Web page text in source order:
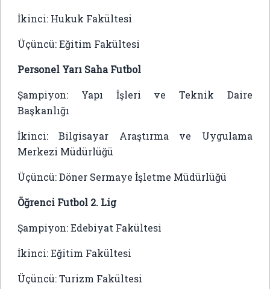
İkinci: Hukuk Fakültesi
Üçüncü: Eğitim Fakültesi
Personel Yarı Saha Futbol
Şampiyon: Yapı İşleri ve Teknik Daire
Başkanlığı
İkinci: Bilgisayar Araştırma ve Uygulama
Merkezi Müdürlüğü
Üçüncü: Döner Sermaye İşletme Müdürlüğü
Öğrenci Futbol 2. Lig
Şampiyon: Edebiyat Fakültesi
İkinci: Eğitim Fakültesi
Üçüncü: Turizm Fakültesi